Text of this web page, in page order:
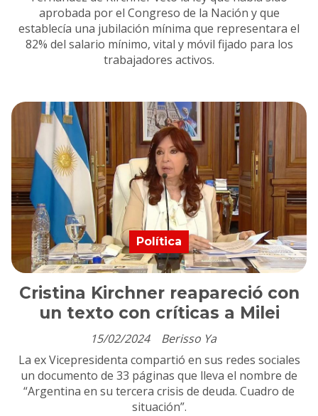
aprobada por el Congreso de la Nación y que
establecía una jubilación mínima que representara el
82% del salario mínimo, vital y móvil fijado para los
trabajadores activos.
Cristina Kirchner reapareció con
un texto con críticas a Milei
Berisso Ya
Política
15/02/2024
La ex Vicepresidenta compartió en sus redes sociales
un documento de 33 páginas que lleva el nombre de
“Argentina en su tercera crisis de deuda. Cuadro de
situación”.